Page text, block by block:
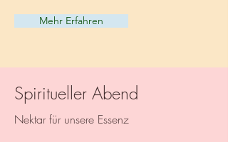
Mehr Erfahren
Spiritueller Abend
Nektar für unsere Essenz